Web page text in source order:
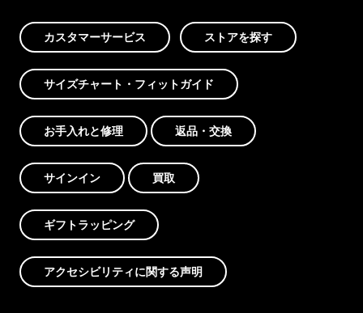
カスタマーサービス ストアを探す
サイズチャート・フィットガイド
お手入れと修理 返品・交換
サインイン 買取
ギフトラッピング
アクセシビリティに関する声明